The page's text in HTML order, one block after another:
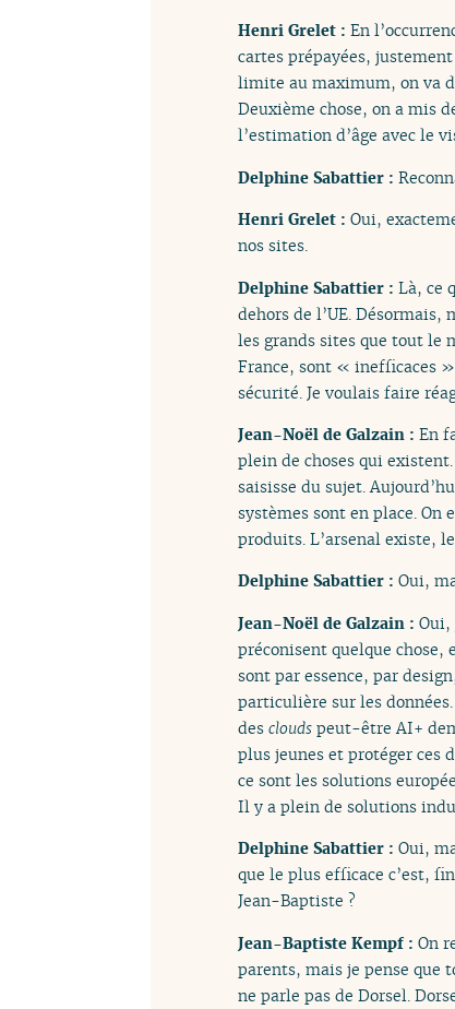
Henri Grelet : En
cartes prépayées,
limite au maximum, on va
Deuxième chose, on a mis
l’estimation d’âge avec le
Delphine Sabattier :
Henri Grelet : Oui,
nos sites.
Delphine Sabattier : Là, ce
dehors de l’UE.
les grands sites que tout le
France, sont « inefficaces
sécurité. Je voulais faire
Jean-Noël de Galzain : En
plein de choses qui
saisisse du sujet.
systèmes sont en place. On
produits. L’arsenal existe,
Delphine Sabattier : Oui,
Jean-Noël de Galzain : Oui,
préconisent quelque chose,
sont par essence, par
particulière sur les
des clouds peut-être AI+
plus jeunes et protéger ces
ce sont les solutions
Il y a plein de solutions
Delphine Sabattier : Oui,
que le plus efficace c’est,
Jean-Baptiste ?
Jean-Baptiste Kempf : On
parents, mais je pense que
ne parle pas de Dorsel.